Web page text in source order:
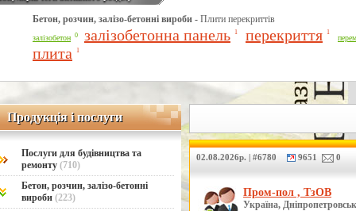
Line Number: 42
Бетон, розчин, залізо-бетонні вироби - Плити перекриттів
залізобетон 0 залізобетонна панель 1 перекриття 1
плита 1
Продукція і послуги
Продукція і послуги
Послуги для будівництва та
ремонту (710)
Бетон, розчин, залізо-бетонні
вироби (223)
02.08.2026р. | #6780 9651 0
Пром-пол , ТзОВ
Україна,